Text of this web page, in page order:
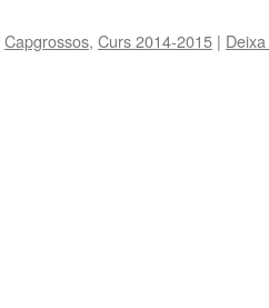
Capgrossos, Curs 2014-2015 |